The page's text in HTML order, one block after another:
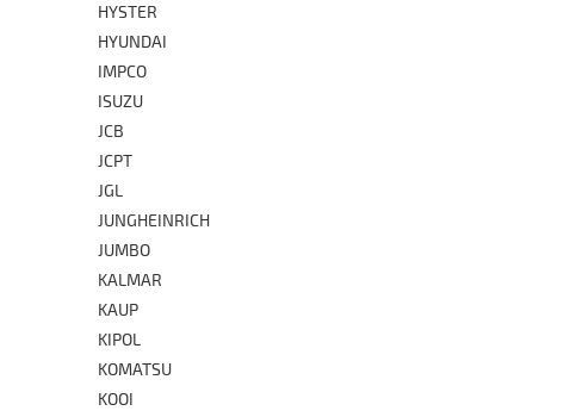
HYSTER
HYUNDAI
IMPCO
ISUZU
JCB
JCPT
JGL
JUNGHEINRICH
JUMBO
KALMAR
KAUP
KIPOL
KOMATSU
KOOI